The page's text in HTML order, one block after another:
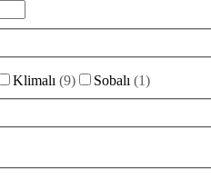
Klimalı (9) Sobalı (1)